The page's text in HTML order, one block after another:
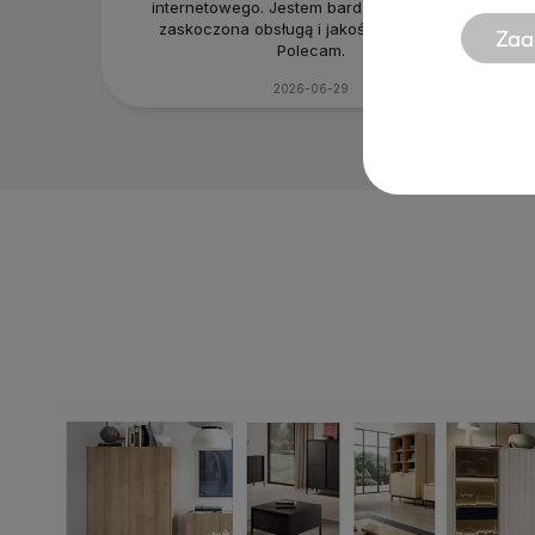
internetowego. Jestem bardzo pozytywnie
zaskoczona obsługą i jakością produktu.
Polecam.
2026-06-29